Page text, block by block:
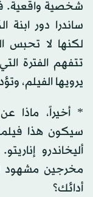
شخصية واقعية.
ساندرا دور ابنة
لكنها لا
تتفهم الفترة
يرويها الفيلم،
سيكون هذا
أليخاندرو
مخرجين مشهود
أدائك؟